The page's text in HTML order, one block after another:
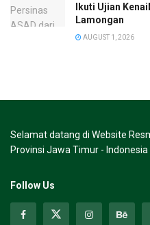
Ikuti Ujian
Lamongan
AUGUST 1, 2026
Selamat datang di Website
Provinsi Jawa Timur - Indonesia
Follow Us